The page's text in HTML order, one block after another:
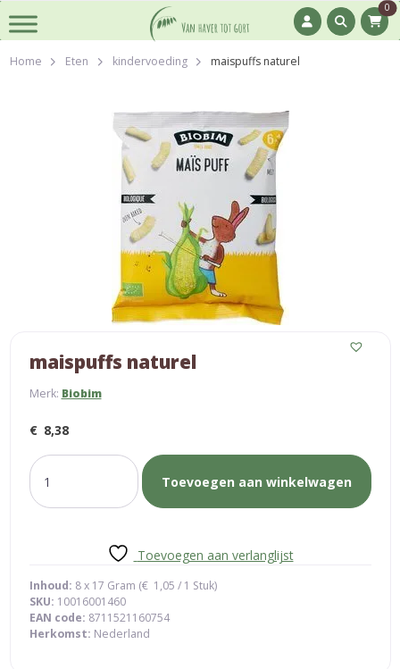
0
Home Eten kindervoeding maispuffs naturel
maispuffs naturel
Merk: Biobim
€ 8,38
maispuffs
naturel
aantal
Toevoegen aan winkelwagen
Toevoegen aan verlanglijst
Inhoud: 8 x 17 Gram (€ 1,05 / 1 Stuk)
SKU: 10016001460
EAN code: 8711521160754
Herkomst: Nederland